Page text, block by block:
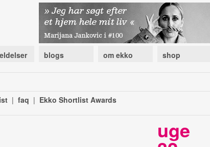
blogs om ekko shop
| faq | Ekko Shortlist Awards
uge